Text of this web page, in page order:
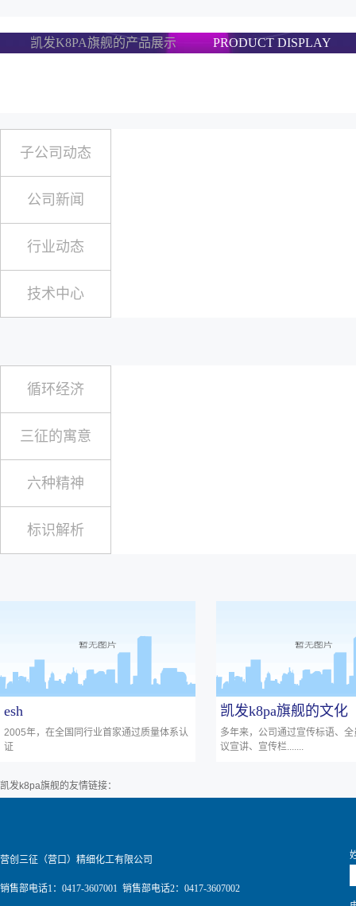
凯发K8PA旗舰的产品展示 PRODUCT DISPLAY
子公司动态
公司新闻
行业动态
技术中心
循环经济
三征的寓意
六种精神
标识解析
esh
2005年，在全国同行业首家通过质量体系认
证
凯发k8pa旗舰的文化
多年来，公司通过宣传标语、
议宣讲、宣传栏.......
凯发k8pa旗舰的友情链接：
营创三征（营口）精细化工有限公司
销售部电话1：0417-3607001 销售部电话2：0417-3607002